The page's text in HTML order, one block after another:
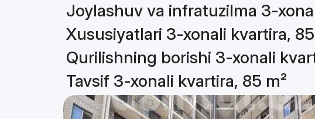
Joylashuv va infratuzilma 3-
Xususiyatlari 3-xonali kvartira,
Qurilishning borishi 3-xonali
Tavsif 3-xonali kvartira, 85 m²